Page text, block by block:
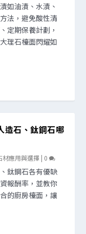
如油漬、水漬、
法，避免酸性清
定期保養計劃，
理石檯面閃耀如
造石、鈦鋼石哪
材應用與選擇 | 0
鈦鋼石各有優缺
報酬率，並教你
的廚房檯面，讓